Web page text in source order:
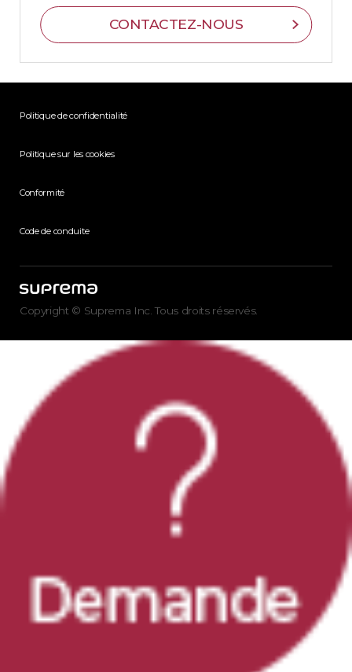
CONTACTEZ-NOUS
Politique de confidentialité
Politique sur les cookies
Conformité
Code de conduite
Copyright © Suprema Inc. Tous droits réservés.